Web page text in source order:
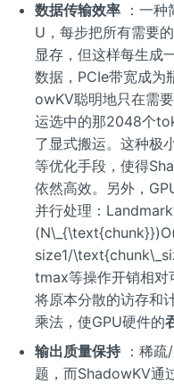
数据传输效率：一种
U，每步把所有需要
显存，但这样每生成
数据，PCIe带宽成为
owKV聪明地只在需
运选中的那2048个
了显式搬运。这种极
等优化手段，使得
依然高效。另外，
并行处理：
size1/
tmax等操作开销相对
将原本分散的访存和
乘法，使GPU硬件的
输出质量保持：稀疏/
题，而ShadowKV通